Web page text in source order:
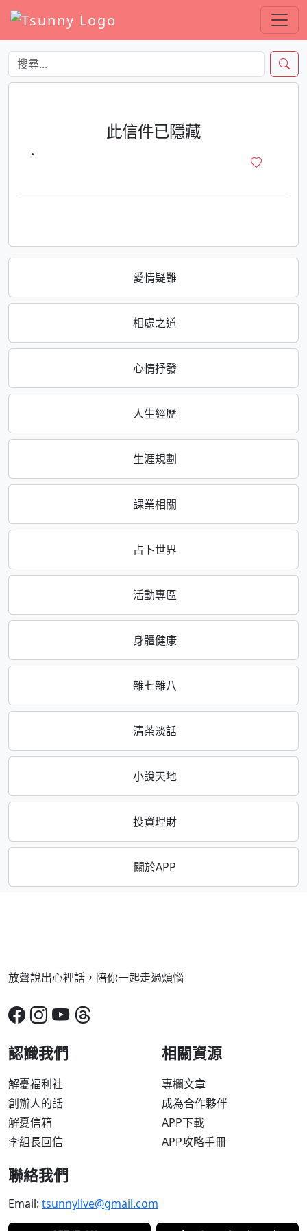
愛情疑難
相處之道
心情抒發
人生經歷
生涯規劃
課業相關
占卜世界
活動專區
身體健康
雜七雜八
清茶淡話
小說天地
投資理財
關於APP
此信件已隱藏
·
放聲說出心裡話，陪你一起走過煩惱
認識我們
解憂福利社
創辦人的話
解憂信箱
李組長回信
相關資源
專欄文章
成為合作夥伴
APP下載
APP攻略手冊
聯絡我們
Email: tsunnylive@gmail.com